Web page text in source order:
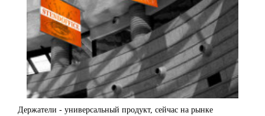
Держатели - универсальный продукт, сейчас на рынке